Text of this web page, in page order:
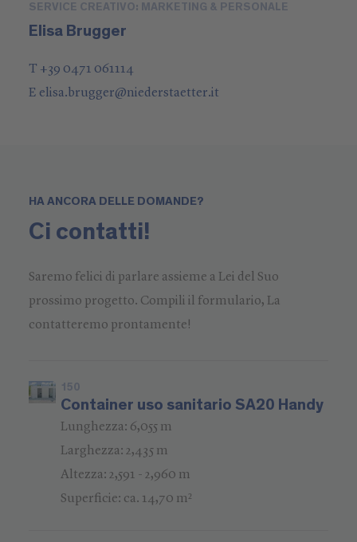
SERVICE CREATIVO: MARKETING & PERSONALE
Elisa Brugger
T +39 0471 061114
E elisa.brugger@niederstaetter.it
HA ANCORA DELLE DOMANDE?
Ci contatti!
Saremo felici di parlare assieme a Lei del Suo
prossimo progetto. Compili il formulario, La
contatteremo prontamente!
150
Container uso sanitario SA20 Handy
Lunghezza: 6,055 m
Larghezza: 2,435 m
Altezza: 2,591 - 2,960 m
Superficie: ca. 14,70 m²